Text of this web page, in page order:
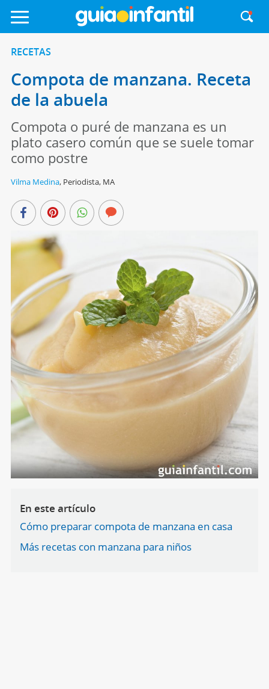
RECETAS
Compota de manzana. Receta
de la abuela
Compota o puré de manzana es un
plato casero común que se suele tomar
como postre
Vilma Medina, Periodista, MA
En este artículo
Cómo preparar compota de manzana en casa
Más recetas con manzana para niños